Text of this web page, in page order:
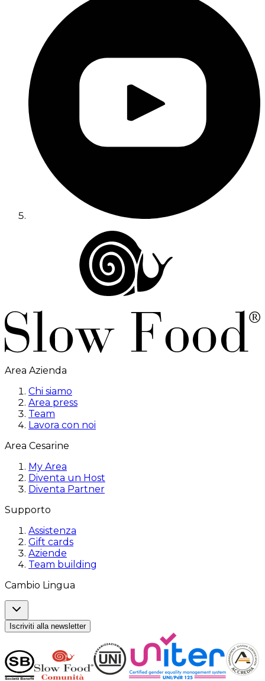
Area Azienda
Chi siamo
Area press
Team
Lavora con noi
Area Cesarine
My Area
Diventa un Host
Diventa Partner
Supporto
Assistenza
Gift cards
Aziende
Team building
Cambio Lingua
Iscriviti alla newsletter